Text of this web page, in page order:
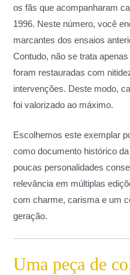
os fãs que acompanharam
1996. Neste número, você
marcantes dos ensaios
Contudo, não se trata
foram restauradas com
intervenções. Deste modo,
foi valorizado ao máximo.
Escolhemos este exemplar
como documento histórico
poucas personalidades
relevância em múltiplas
com charme, carisma e um
geração.
Uma peça de